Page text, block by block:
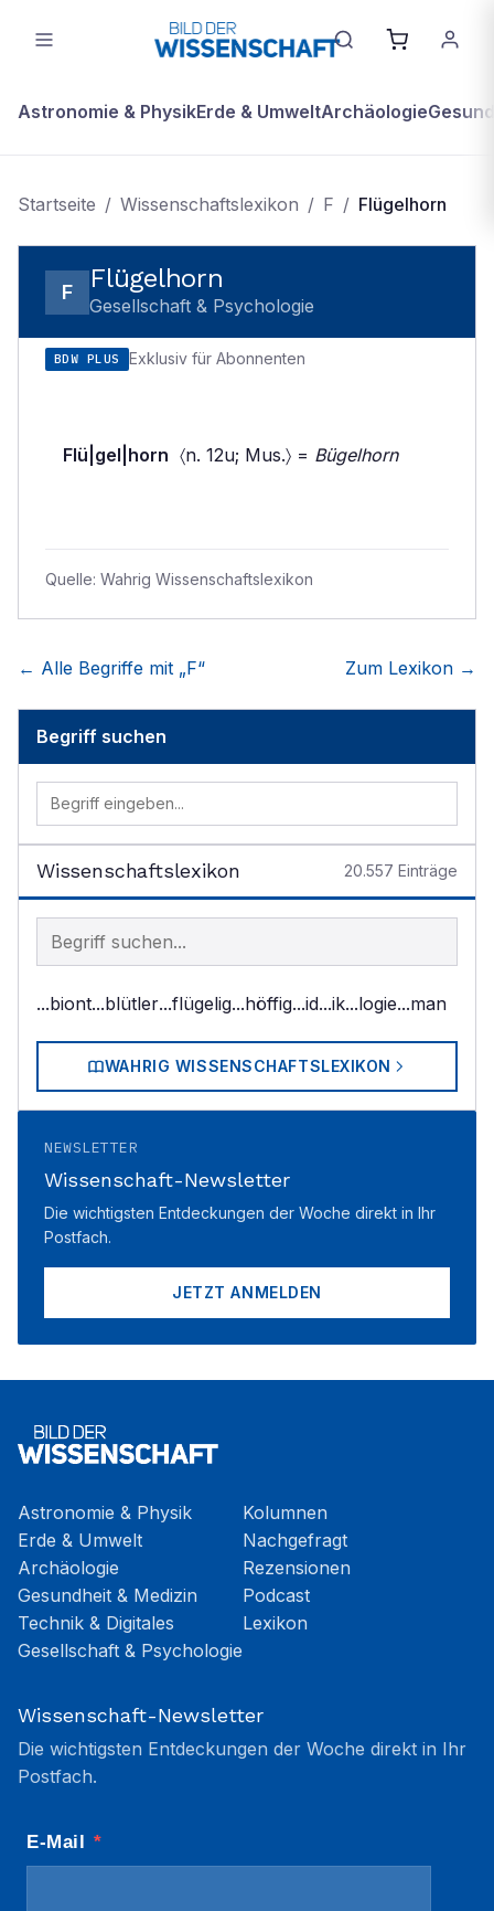
Astronomie & PhysikErde & UmweltArchäologie
Startseite / Wissenschaftslexikon / F / Flügelhorn
F Flügelhorn
Gesellschaft & Psychologie
BDW PLUS Exklusiv für Abonnenten
Flü|gel|horn 〈n. 12u; Mus.〉 = Bügelhorn
Quelle: Wahrig Wissenschaftslexikon
← Alle Begriffe mit „F“ Zum Lexikon →
Begriff suchen
Wissenschaftslexikon 20.557 Einträge
Begriff im Lexikon suchen
...biont...blütler...flügelig...höffig...id...ik...logie...man
WAHRIG WISSENSCHAFTSLEXIKON
NEWSLETTER
Wissenschaft-Newsletter
Die wichtigsten Entdeckungen der Woche direkt in Ihr
Postfach.
JETZT ANMELDEN
Astronomie & Physik
Erde & Umwelt
Archäologie
Gesundheit & Medizin
Technik & Digitales
Gesellschaft & Psychologie
Kolumnen
Nachgefragt
Rezensionen
Podcast
Lexikon
Wissenschaft-Newsletter
Die wichtigsten Entdeckungen der Woche direkt in Ihr
Postfach.